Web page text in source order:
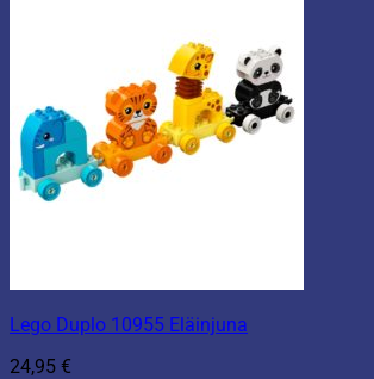
Lego Duplo 10955 Eläinjuna
24,95 €